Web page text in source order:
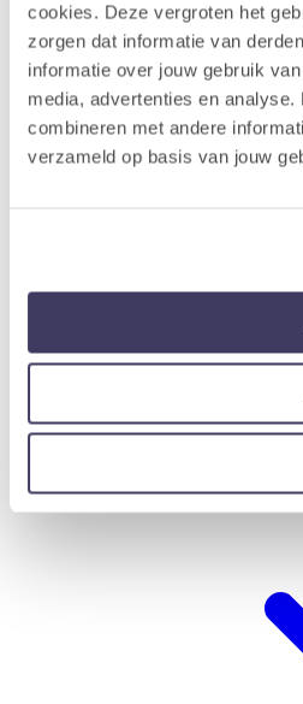
cookies. Deze vergroten het
zorgen dat informatie van
informatie over jouw gebruik
media, advertenties en
combineren met andere
verzameld op basis van jouw
Erlebnisprogramm